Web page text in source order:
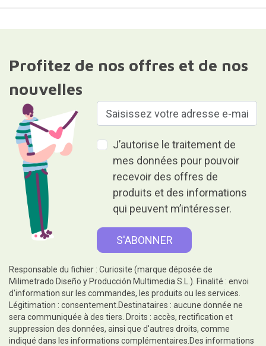
Profitez de nos offres et de nos
nouvelles
J’autorise le traitement de
mes données pour pouvoir
recevoir des offres de
produits et des informations
qui peuvent m’intéresser.
Responsable du fichier : Curiosite (marque déposée de
Milimetrado Diseño y Producción Multimedia S.L.). Finalité : envoi
d'information sur les commandes, les produits ou les services.
Légitimation : consentement.Destinataires : aucune donnée ne
sera communiquée à des tiers. Droits : accès, rectification et
suppression des données, ainsi que d'autres droits, comme
indiqué dans les informations complémentaires.Des informations